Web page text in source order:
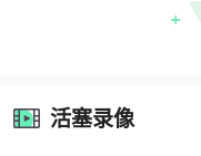
活塞录像